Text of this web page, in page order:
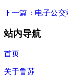
下一篇：电子公
站内导航
首页
关于鲁苏